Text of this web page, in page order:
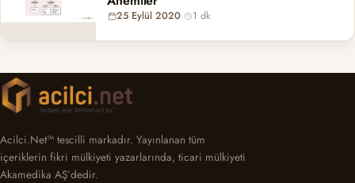
25 Eylül 2020· 1 dk
Acilci.Net™ tescilli markadır. Yayınlanan tüm
içeriklerin fikri mülkiyeti yazarlarında, ticari mülkiyeti
Akamedika AŞ’dedir.